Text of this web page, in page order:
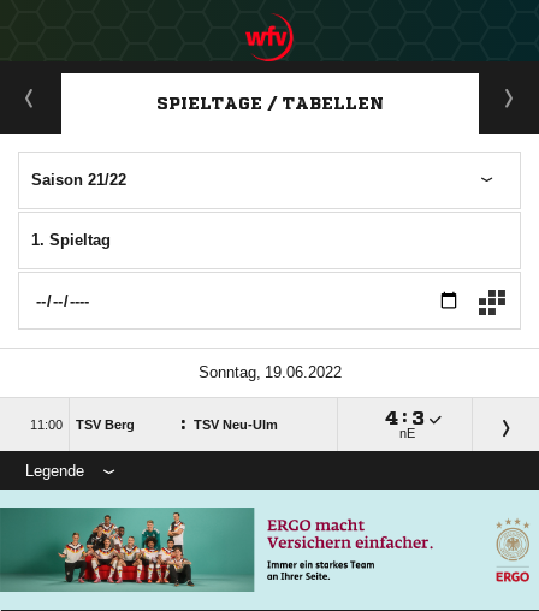
ANZEIGE
SPIELTAGE / TABELLEN
Saison 21/22
1. Spieltag
 
 TSV Berg : TSV Neu-Ulm  : 
nE
Legende